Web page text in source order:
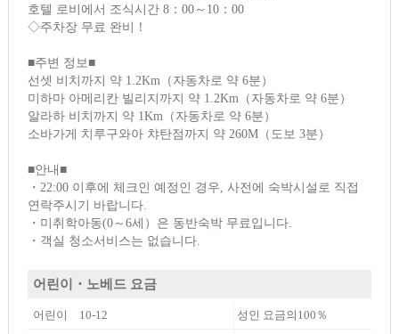
호텔 로비에서 조식시간 8：00～10：00
◇주차장 무료 완비！
■주변 정보■
선셋 비치까지 약 1.2Km（자동차로 약 6분）
미하마 아메리칸 빌리지까지 약 1.2Km（자동차로 약 6분）
알라하 비치까지 약 1Km（자동차로 약 6분）
소바가게 치루구와아 챠탄점까지 약 260M（도보 3분）
■안내■
・22:00 이후에 체크인 예정인 경우, 사전에 숙박시설로 직접
연락주시기 바랍니다.
・미취학아동(0～6세）은 동반숙박 무료입니다.
・객실 청소서비스는 없습니다.
어린이・노베드 요금
어린이 10-12 성인 요금의100％